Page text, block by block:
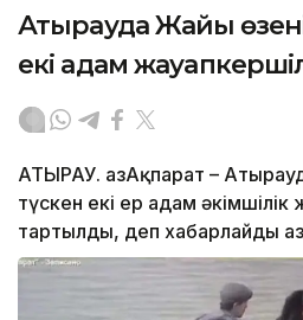
Атырауда Жайық
екі адам
АТЫРАУ. ҚазАқпарат –
түскен екі ер адам әкімшілік
тартылды, деп хабарлайды